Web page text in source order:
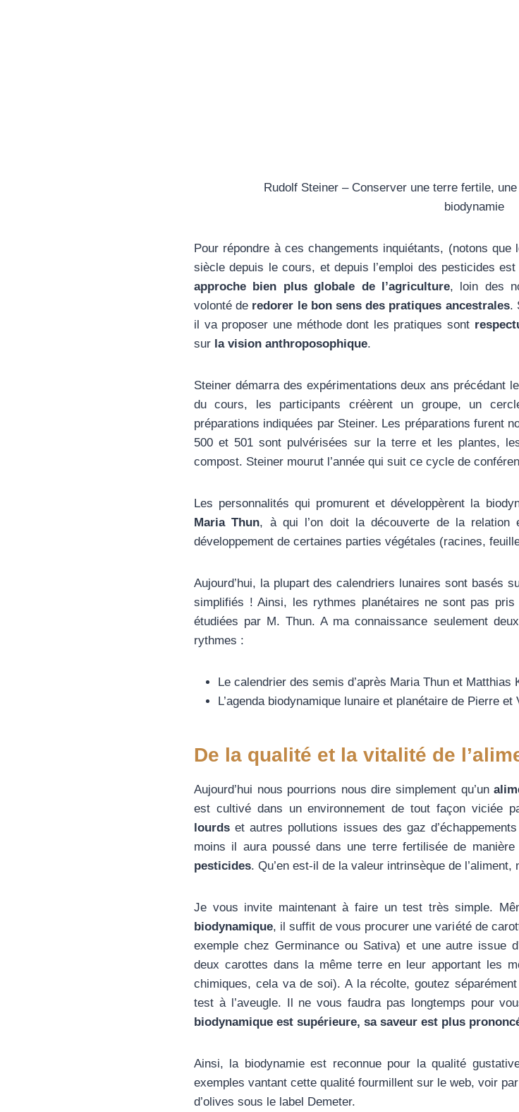
Rudolf Steiner – Conserver une terre fertile,
biodynamie
Pour répondre à ces changements inquiétants, (notons
siècle depuis le cours, et depuis l’emploi des pesticides
approche bien plus globale de l’agriculture, loin des
volonté de redorer le bon sens des pratiques ancestrales.
il va proposer une méthode dont les pratiques sont
sur la vision anthroposophique.
Steiner démarra des expérimentations deux ans précédant
du cours, les participants créèrent un groupe, un
préparations indiquées par Steiner. Les préparations furent
500 et 501 sont pulvérisées sur la terre et les plantes,
compost. Steiner mourut l’année qui suit ce cycle de
Les personnalités qui promurent et développèrent la
Maria Thun, à qui l’on doit la découverte de la
développement de certaines parties végétales (racines,
Aujourd’hui, la plupart des calendriers lunaires sont basés
simplifiés ! Ainsi, les rythmes planétaires ne sont pas
étudiées par M. Thun. A ma connaissance seulement
rythmes :
Le calendrier des semis d’après Maria Thun et Matthias
L’agenda biodynamique lunaire et planétaire de Pierre
De la qualité et la vitalité de
Aujourd’hui nous pourrions nous dire simplement qu’un
est cultivé dans un environnement de tout façon viciée
lourds et autres pollutions issues des gaz
moins il aura poussé dans une terre fertilisée de
pesticides. Qu’en est-il de la valeur intrinsèque de
Je vous invite maintenant à faire un test très simple.
biodynamique, il suffit de vous procurer une variété de
exemple chez Germinance ou Sativa) et une autre issue
deux carottes dans la même terre en leur apportant les
chimiques, cela va de soi). A la récolte, goutez
test à l’aveugle. Il ne vous faudra pas longtemps pour
biodynamique est supérieure, sa saveur est plus
Ainsi, la biodynamie est reconnue pour la qualité
exemples vantant cette qualité fourmillent sur le web, voir
d’olives sous le label Demeter.